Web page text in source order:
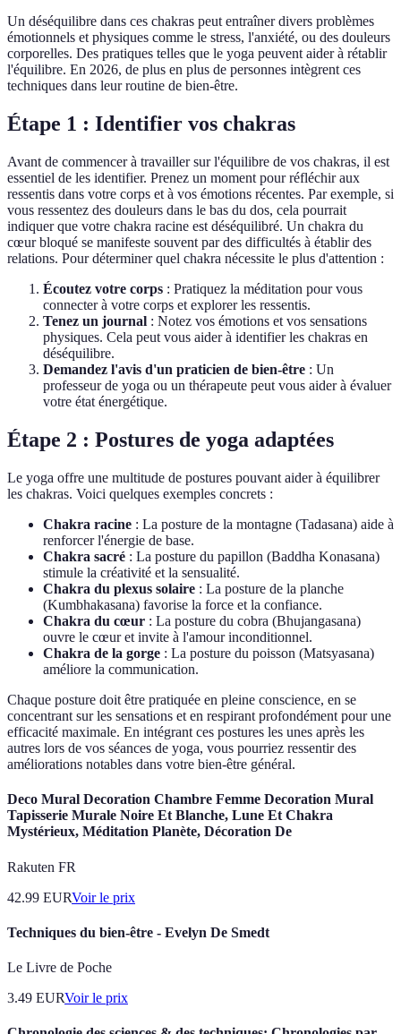
Un déséquilibre dans ces chakras peut entraîner divers problèmes
émotionnels et physiques comme le stress, l'anxiété, ou des douleurs
corporelles. Des pratiques telles que le yoga peuvent aider à rétablir
l'équilibre. En 2026, de plus en plus de personnes intègrent ces
techniques dans leur routine de bien-être.
Étape 1 : Identifier vos chakras
Avant de commencer à travailler sur l'équilibre de vos chakras, il est
essentiel de les identifier. Prenez un moment pour réfléchir aux
ressentis dans votre corps et à vos émotions récentes. Par exemple, si
vous ressentez des douleurs dans le bas du dos, cela pourrait
indiquer que votre chakra racine est déséquilibré. Un chakra du
cœur bloqué se manifeste souvent par des difficultés à établir des
relations. Pour déterminer quel chakra nécessite le plus d'attention :
Écoutez votre corps : Pratiquez la méditation pour vous
connecter à votre corps et explorer les ressentis.
Tenez un journal : Notez vos émotions et vos sensations
physiques. Cela peut vous aider à identifier les chakras en
déséquilibre.
Demandez l'avis d'un praticien de bien-être : Un
professeur de yoga ou un thérapeute peut vous aider à évaluer
votre état énergétique.
Étape 2 : Postures de yoga adaptées
Le yoga offre une multitude de postures pouvant aider à équilibrer
les chakras. Voici quelques exemples concrets :
Chakra racine : La posture de la montagne (Tadasana) aide à
renforcer l'énergie de base.
Chakra sacré : La posture du papillon (Baddha Konasana)
stimule la créativité et la sensualité.
Chakra du plexus solaire : La posture de la planche
(Kumbhakasana) favorise la force et la confiance.
Chakra du cœur : La posture du cobra (Bhujangasana)
ouvre le cœur et invite à l'amour inconditionnel.
Chakra de la gorge : La posture du poisson (Matsyasana)
améliore la communication.
Chaque posture doit être pratiquée en pleine conscience, en se
concentrant sur les sensations et en respirant profondément pour une
efficacité maximale. En intégrant ces postures les unes après les
autres lors de vos séances de yoga, vous pourriez ressentir des
améliorations notables dans votre bien-être général.
Deco Mural Decoration Chambre Femme Decoration Mural
Tapisserie Murale Noire Et Blanche, Lune Et Chakra
Mystérieux, Méditation Planète, Décoration De
Rakuten FR
42.99 EURVoir le prix
Techniques du bien-être - Evelyn De Smedt
Le Livre de Poche
3.49 EURVoir le prix